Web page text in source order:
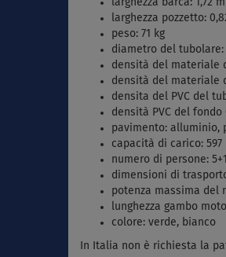
larghezza pozzetto:
peso: 71 kg
diametro del tubolare:
densità del materiale
densità del materiale
densita del PVC del
densità PVC del fondo
pavimento: alluminio,
capacità di carico: 597
numero di persone: 5+1
dimensioni di
potenza massima del
lunghezza gambo
colore: verde, bianco
In Italia non è richiesta la